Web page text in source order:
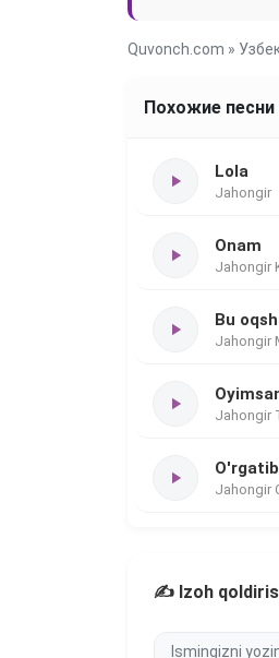
Quvonch.com »
Похожие песни
Lola
Jahongir
Onam
Jahongir
Bu
Jahongir
Jahongir
Jahongir
✍️ Izoh